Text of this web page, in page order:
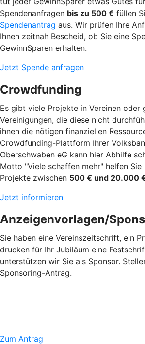
Spendenanfragen bis zu 500 € füllen
Spendenantrag aus. Wir prüfen Ihre
Ihnen zeitnah Bescheid, ob Sie eine
GewinnSparen erhalten.
Jetzt Spende anfragen
Crowdfunding
Es gibt viele Projekte in Vereinen oder
Vereinigungen, die diese nicht
ihnen die nötigen finanziellen
Crowdfunding-Plattform Ihrer
Oberschwaben eG kann hier Abhilfe
Motto "Viele schaffen mehr" helfen Sie
Projekte zwischen 500 € und 20.000
Jetzt informieren
Anzeigenvorlagen/
Sie haben eine Vereinszeitschrift, ein
drucken für Ihr Jubiläum eine
unterstützen wir Sie als Sponsor.
Sponsoring-
Zum Antrag